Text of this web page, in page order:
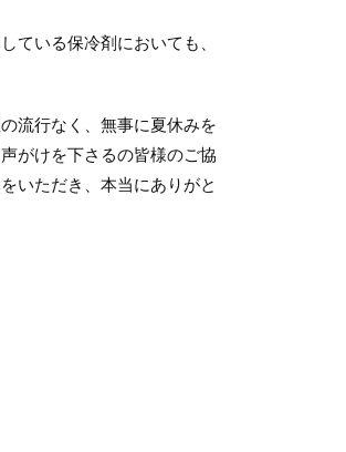
ている保冷剤においても、
流行なく、無事に夏休みを
がけを下さるの皆様のご協
いただき、本当にありがと